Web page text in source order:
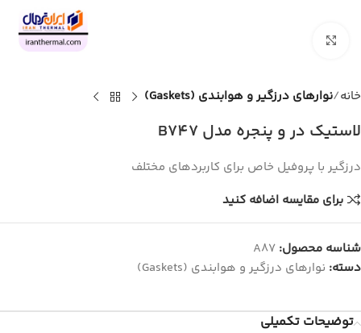
خانه نوارهای درزگیر و هوابندی (Gaskets)
لاستیک در و پنجره مدل B747
درزگیر با پروفیل خاص برای کاربردهای مختلف
برای مقایسه اضافه کنید
شناسه محصول: A87
دسته: نوارهای درزگیر و هوابندی (Gaskets)
توضیحات تکمیلی